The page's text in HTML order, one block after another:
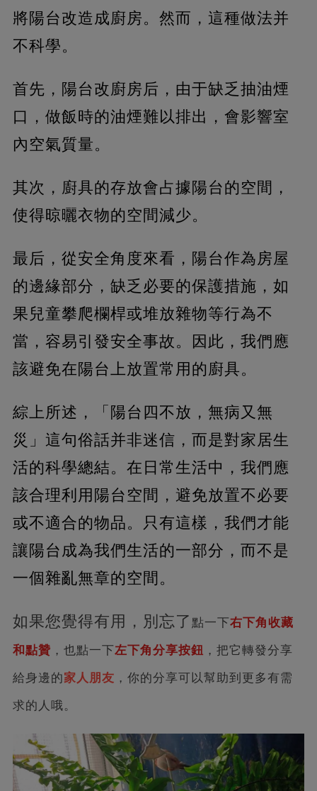
將陽台改造成廚房。然而，這種做法并
不科學。
首先，陽台改廚房后，由于缺乏抽油煙
口，做飯時的油煙難以排出，會影響室
內空氣質量。
其次，廚具的存放會占據陽台的空間，
使得晾曬衣物的空間減少。
最后，從安全角度來看，陽台作為房屋
的邊緣部分，缺乏必要的保護措施，如
果兒童攀爬欄桿或堆放雜物等行為不
當，容易引發安全事故。因此，我們應
該避免在陽台上放置常用的廚具。
綜上所述，「陽台四不放，無病又無
災」這句俗話并非迷信，而是對家居生
活的科學總結。在日常生活中，我們應
該合理利用陽台空間，避免放置不必要
或不適合的物品。只有這樣，我們才能
讓陽台成為我們生活的一部分，而不是
一個雜亂無章的空間。
如果您覺得有用，別忘了 點一下右下角收藏‬
和點贊 ，也點一下左下角分享按鈕 ，把它轉發分享
給身邊的家人朋友 ，你的分享可以幫助到更多有需
求的人哦。